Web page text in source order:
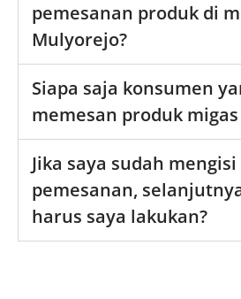
pemesanan produk di
Mulyorejo?
Siapa saja konsumen
memesan produk
Jika saya sudah
pemesanan,
harus saya lakukan?